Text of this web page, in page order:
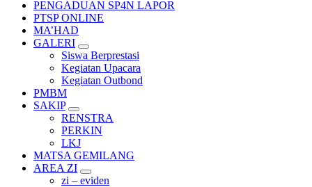
PENGADUAN SP4N LAPOR
PTSP ONLINE
MA’HAD
GALERI
Siswa Berprestasi
Kegiatan Upacara
Kegiatan Outbond
PMBM
SAKIP
RENSTRA
PERKIN
LKJ
MATSA GEMILANG
AREA ZI
zi – eviden